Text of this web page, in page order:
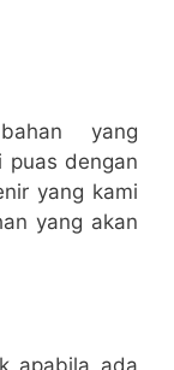
yang
puas dengan
yang kami
yang akan
apabila ada